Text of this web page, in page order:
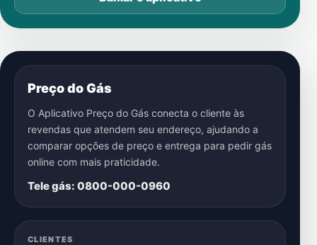
Preço do Gás
O Aplicativo Preço do Gás conecta o cliente às
revendas que atendem seu endereço, ajudando a
comparar opções de preço e entrega para pedir gás
online com mais praticidade.
Tele gás: 0800-000-0960
CLIENTES